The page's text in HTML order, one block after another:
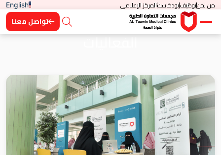
من نحنتوظيفبودكاستالمركز الإعلامي English
تواصل معنا
الفعاليات